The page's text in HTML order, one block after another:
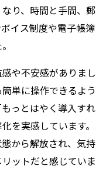
り、時間と手間、郵
イス制度や電子帳簿
や不安感がありまし
単に操作できるよう
っとはやく導入すれ
を実感しています。
から解放され、気持
ットだと感じていま